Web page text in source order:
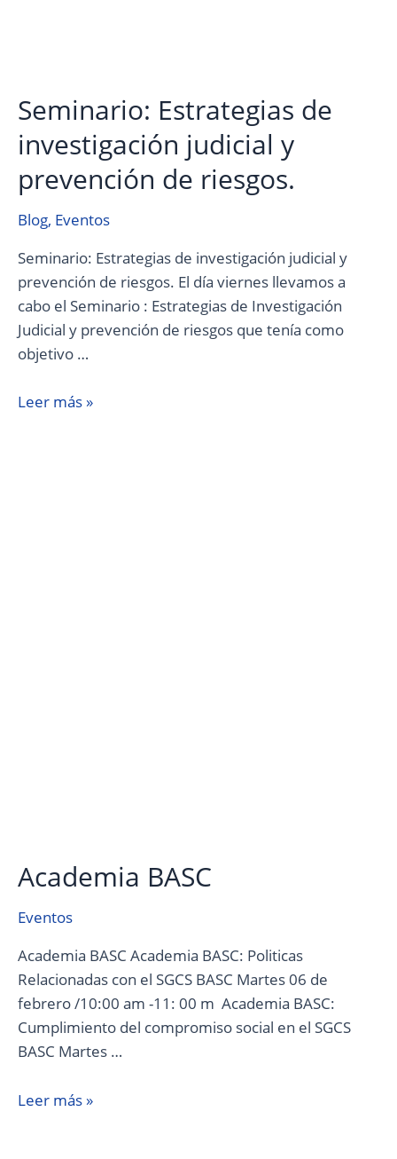
Seminario: Estrategias de
investigación judicial y
prevención de riesgos.
Blog, Eventos
Seminario: Estrategias de investigación judicial y
prevención de riesgos. El día viernes llevamos a
cabo el Seminario : Estrategias de Investigación
Judicial y prevención de riesgos que tenía como
objetivo …
Leer más »
Academia BASC
Eventos
Academia BASC Academia BASC: Politicas
Relacionadas con el SGCS BASC Martes 06 de
febrero /10:00 am -11: 00 m Academia BASC:
Cumplimiento del compromiso social en el SGCS
BASC Martes …
Leer más »